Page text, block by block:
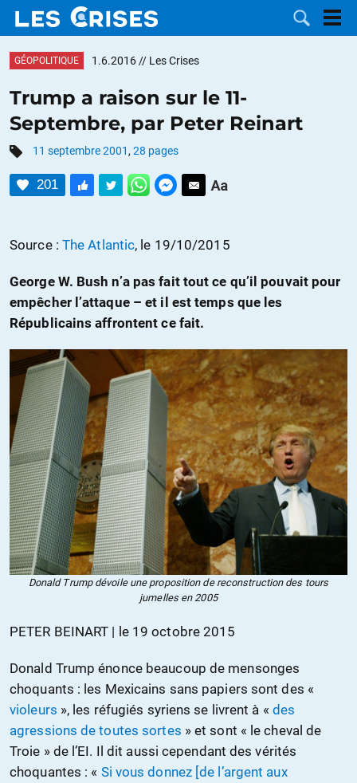
DOSSIERS
CATÉGORIES
CONTACTER
FAIRE UN
GÉOPOLITIQUE 1.6.2016 // Les Crises
Trump a raison sur le 11-
Septembre, par Peter Reinart
11 septembre 2001 , 28 pages
201
Source : The Atlantic, le 19/10/2015
George W. Bush n’a pas fait tout ce qu’il pouvait pour
empêcher l’attaque – et il est temps que les
Républicains affrontent ce fait.
Donald Trump dévoile une proposition de reconstruction des tours
jumelles en 2005
PETER BEINART | le 19 octobre 2015
Donald Trump énonce beaucoup de mensonges
choquants : les Mexicains sans papiers sont des «
violeurs », les réfugiés syriens se livrent à « des
agressions de toutes sortes » et sont « le cheval de
Troie » de l’EI. Il dit aussi cependant des vérités
choquantes : « Si vous donnez [de l’argent aux